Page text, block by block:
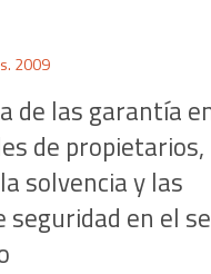
2009
de las garantía
de propietarios,
solvencia y las
seguridad en el